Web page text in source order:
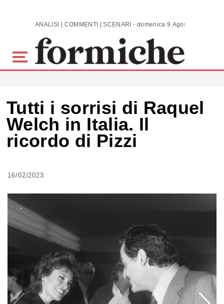
Skip to main content ANALISI | COMMENTI | SCENARI - domenica 9 Agosto 2026
Tutti i sorrisi di Raquel
Welch in Italia. Il
ricordo di Pizzi
16/02/2023